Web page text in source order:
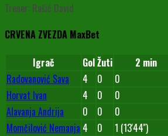
Trener: Rašić David
CRVENA ZVEZDA MaxBet
Igrač GolŽuti 2 min
Radovanović Sava
4 0 0
Horvat Ivan
4 0 0
Alavanja Andrija
0 0 0
Momčilović Nemanja 4 0 1 (13'44'')